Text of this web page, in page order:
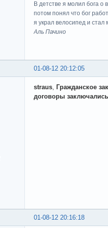
В детстве я молил бога о
потом понял что бог
я украл велосипед и стал
Аль Пачино
01-08-12 20:12:05
straus, Гражданское
договоры
01-08-12 20:16:18